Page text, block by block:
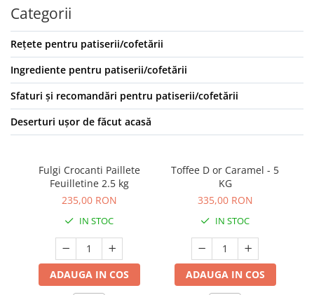
Categorii
Rețete pentru patiserii/cofetării
Ingrediente pentru patiserii/cofetării
Sfaturi și recomandări pentru patiserii/cofetării
Deserturi ușor de făcut acasă
Fulgi Crocanti Paillete
Feuilletine 2.5 kg
235,00 RON
IN STOC
ADAUGA IN COS
Toffee D or Caramel - 5
KG
335,00 RON
IN STOC
ADAUGA IN COS